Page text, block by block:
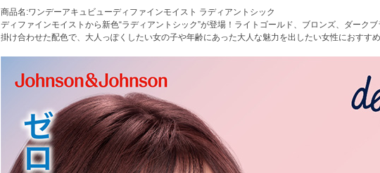
商品名:ワンデーアキュビューディファインモイスト ラディアントシック
ディファインモイストから新色“ラディアントシック”が登場！ライトゴールド、ブロンズ、ダーク
掛け合わせた配色で、大人っぽくしたい女の子や年齢にあった大人な魅力を出したい女性におすすめ